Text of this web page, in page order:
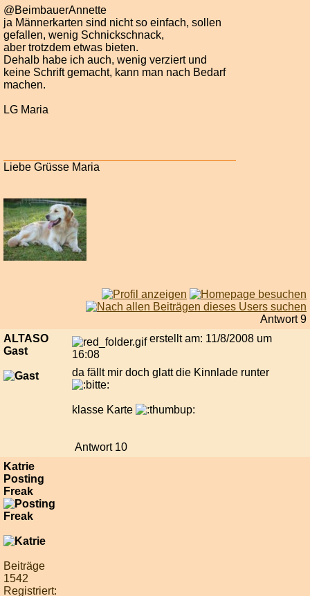
@BeimbauerAnnette
ja Männerkarten sind nicht so einfach, sollen
gefallen, wenig Schnickschnack,
aber trotzdem etwas bieten.
Dehalb habe ich auch, wenig verziert und
keine Schrift gemacht, kann man nach Bedarf
machen.
LG Maria
Liebe Grüsse Maria
Antwort 9
ALTASO
Gast
erstellt am: 11/8/2008 um
16:08
da fällt mir doch glatt die Kinnlade runter
klasse Karte
Antwort 10
Katrie
Posting
Freak
Beiträge
1542
Registriert: